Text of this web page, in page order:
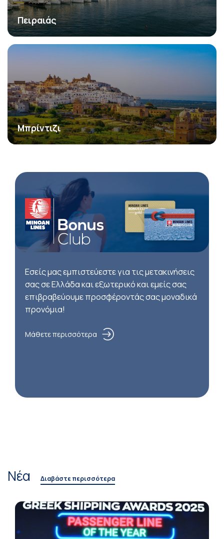
Πειραιάς
Μπρίντιζι
Εσείς μας εμπιστεύεστε για τις μετακινήσεις
σας σε Ελλάδα και εξωτερικό και εμείς σας
επιβραβεύουμε προσφέροντάς σας μοναδικά
προνόμια!
Μάθετε περισσότερα
Νέα Διαβάστε περισσότερα